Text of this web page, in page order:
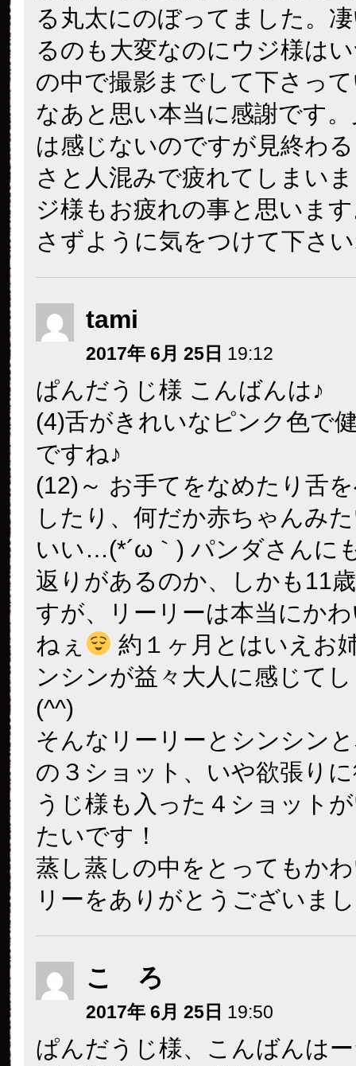
る丸太にのぼってました。
るのも大変なのにウジ様は
の中で撮影までして下さっ
なあと思い本当に感謝です
は感じないのですが見終わ
さと人混みで疲れてしまい
ジ様もお疲れの事と思いま
さずように気をつけて下さ
tami
2017年 6月 25日 19:12
ぱんだうじ様 こんばんは♪
(4)舌がきれいなピンク色で
ですね♪
(12)～ お手てをなめたり舌
したり、何だか赤ちゃんみ
いい…(*´ω｀) パンダさんに
返りがあるのか、しかも11
すが、リーリーは本当にか
ねぇ
約１ヶ月とはいえお
ンシンが益々大人に感じて
(^^)
そんなリーリーとシンシン
の３ショット、いや欲張り
うじ様も入った４ショット
たいです！
蒸し蒸しの中をとってもか
リーをありがとうございま
こ ろ
2017年 6月 25日 19:50
ぱんだうじ様、こんばんは